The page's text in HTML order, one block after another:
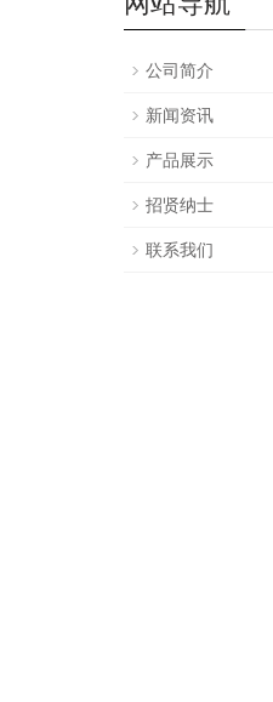
公司简介
新闻资讯
产品展示
招贤纳士
联系我们